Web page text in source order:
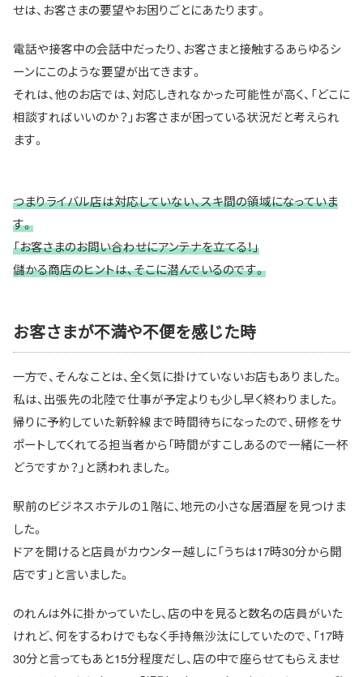
せは、お客さまの要望やお困りごとにあたります。
電話や接客中の会話中だったり、お客さまと接触するあらゆるシ
ーンにこのような要望が出てきます。
それは、他のお店では、対応しきれなかった可能性が高く、「どこに
相談すればいいのか？」お客さまが困っている状況だと考えられ
ます。
つまりライバル店は対応していない、スキ間の領域になっていま
す。
「お客さまのお問い合わせにアンテナを立てる！」
儲かる商店のヒントは、そこに潜んでいるのです。
お客さまが不満や不便を感じた時
一方で、そんなことは、全く気に掛けていないお店もありました。
私は、出張先の北陸で仕事が予定よりも少し早く終わりました。
帰りに予約していた新幹線まで時間待ちになったので、研修をサ
ポートしてくれてる担当者から「時間がすこしあるので一緒に一杯
どうですか？」と誘われました。
駅前のビジネスホテルの１階に、地元の小さな居酒屋を見つけま
した。
ドアを開けると店員がカウンター越しに「うちは17時30分から開
店です」と言いました。
のれんは外に掛かっていたし、店の中を見ると数名の店員がいた
けれど、何をするわけでもなく手持無沙汰にしていたので、「17時
30分と言ってもあと15分程度だし、店の中で座らせてもらえませ